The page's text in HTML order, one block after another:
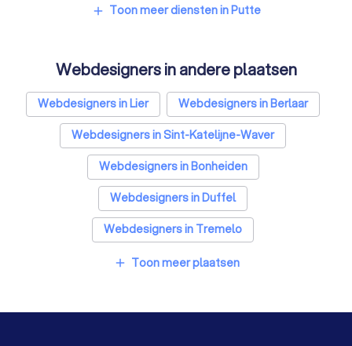
add Toon meer diensten in Putte
Webdesigners in andere plaatsen
Webdesigners in Lier
Webdesigners in Berlaar
Webdesigners in Sint-Katelijne-Waver
Webdesigners in Bonheiden
Webdesigners in Duffel
Webdesigners in Tremelo
Webdesigners in Begijnendijk
add Toon meer plaatsen